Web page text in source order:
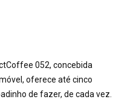
052, concebida
oferece até cinco
de fazer, de cada vez.